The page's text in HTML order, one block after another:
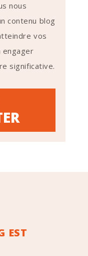
nous
contenu blog
vos
engager
significative.
EST